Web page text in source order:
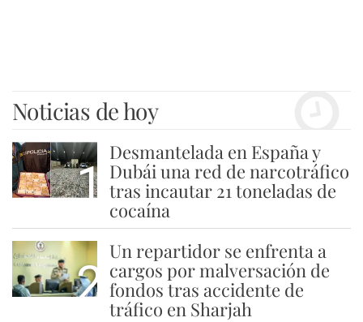
Noticias de hoy
1
Desmantelada en España y
Dubái una red de narcotráfico
tras incautar 21 toneladas de
cocaína
2
Un repartidor se enfrenta a
cargos por malversación de
fondos tras accidente de
tráfico en Sharjah